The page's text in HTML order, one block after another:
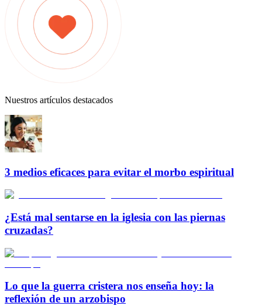
Nuestros artículos destacados
3 medios eficaces para evitar el morbo espiritual
¿Está mal sentarse en la iglesia con las piernas
cruzadas?
Lo que la guerra cristera nos enseña hoy: la
reflexión de un arzobispo